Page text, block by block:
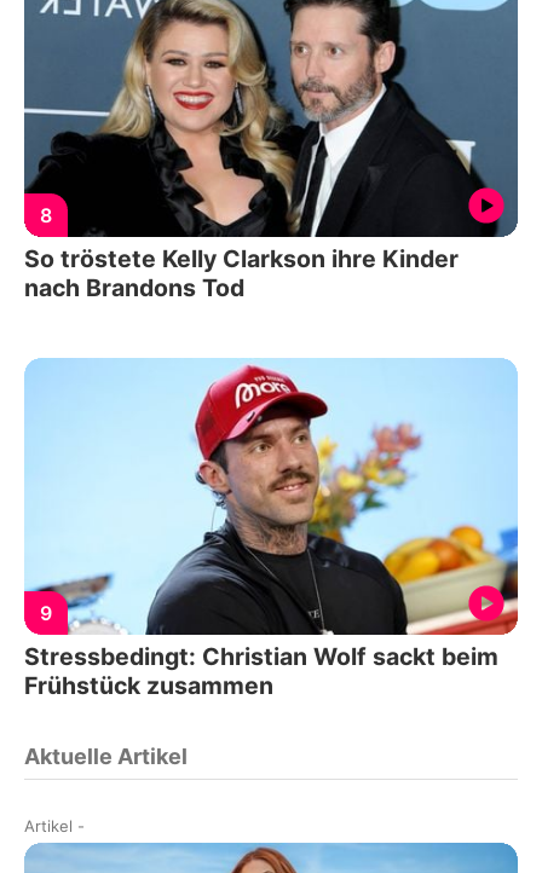
8
So tröstete Kelly Clarkson ihre Kinder
nach Brandons Tod
9
Stressbedingt: Christian Wolf sackt beim
Frühstück zusammen
Aktuelle Artikel
Artikel -